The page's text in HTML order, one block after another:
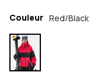
Couleur Red/Black